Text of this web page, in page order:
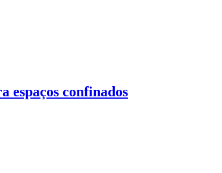
espaços confinados